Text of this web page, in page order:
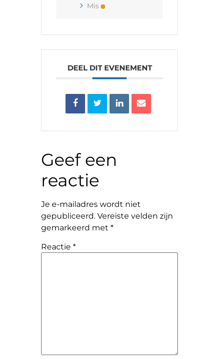
Mis
DEEL DIT EVENEMENT
Geef een
reactie
Je e-mailadres wordt niet
gepubliceerd. Vereiste velden zijn
gemarkeerd met *
Reactie *